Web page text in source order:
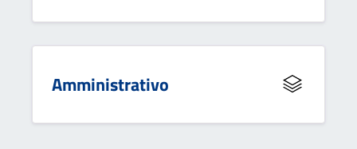
Amministrativo